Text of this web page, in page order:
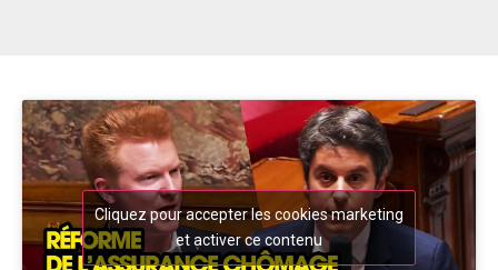
Cliquez pour accepter les cookies marketing
et activer ce contenu